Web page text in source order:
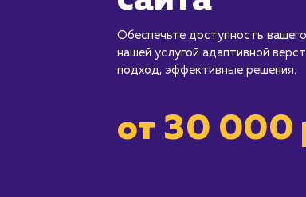
Обеспечьте доступность
нашей услугой адаптивной
подход, эффективные решения.
от 30 000